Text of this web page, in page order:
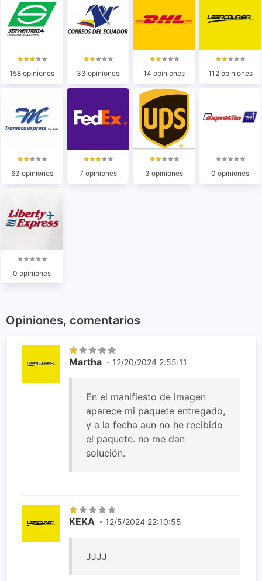
158 opiniones 33 opiniones 14 opiniones 112 opiniones
63 opiniones 7 opiniones 3 opiniones 0 opiniones
0 opiniones
Opiniones, comentarios
Martha - 12/20/2024 2:55:11
En el manifiesto de imagen
aparece mi paquete entregado,
y a la fecha aun no he recibido
el paquete. no me dan
solución.
KEKA - 12/5/2024 22:10:55
JJJJ